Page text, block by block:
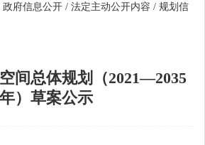
政府信息公开 / 法定主动公开内容 / 规划信
间总体规划（2021—2035
年）草案公示